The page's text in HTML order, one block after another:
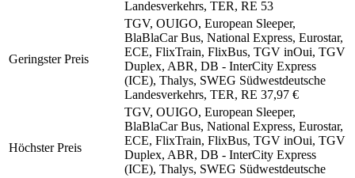
Landesverkehrs, TER, RE 53
Geringster Preis
TGV, OUIGO, European Sleeper,
BlaBlaCar Bus, National Express, Eurostar,
ECE, FlixTrain, FlixBus, TGV inOui, TGV
Duplex, ABR, DB - InterCity Express
(ICE), Thalys, SWEG Südwestdeutsche
Landesverkehrs, TER, RE 37,97 €
Höchster Preis
TGV, OUIGO, European Sleeper,
BlaBlaCar Bus, National Express, Eurostar,
ECE, FlixTrain, FlixBus, TGV inOui, TGV
Duplex, ABR, DB - InterCity Express
(ICE), Thalys, SWEG Südwestdeutsche